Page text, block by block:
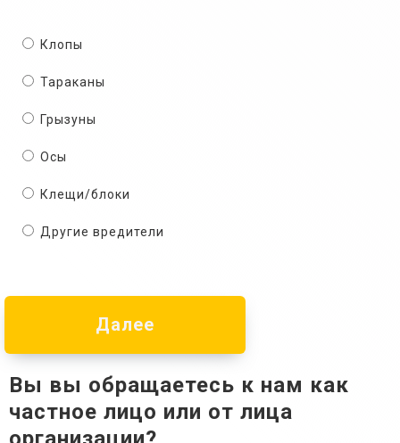
Клопы
Тараканы
Грызуны
Осы
Клещи/блоки
Другие вредители
Далее
Вы вы обращаетесь к нам как
частное лицо или от лица